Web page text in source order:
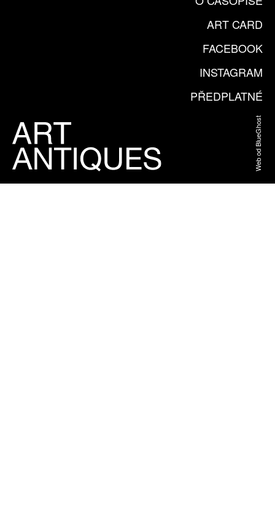
ART CARD
FACEBOOK
INSTAGRAM
PŘEDPLATNÉ
Web od BlueGhost